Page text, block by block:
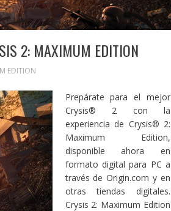
2: MAXIMUM EDITION
EDITION
Prepárate para el mejor
Crysis® 2 con la
experiencia de Crysis® 2:
Maximum Edition,
disponible ahora en
formato digital para PC a
través de Origin.com y en
otras tiendas digitales.
Crysis 2: Maximum Edition